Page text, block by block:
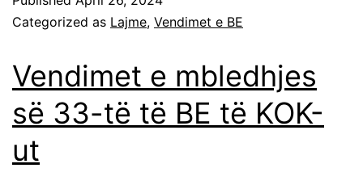
Categorized as Lajme, Vendimet e BE
Vendimet e mbledhjes
së 33-të të BE të KOK-
ut